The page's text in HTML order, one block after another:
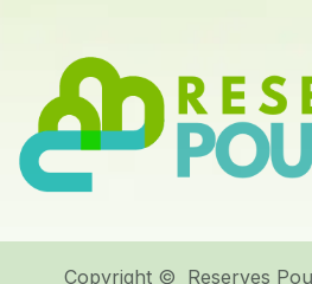
Copyright © Reserves